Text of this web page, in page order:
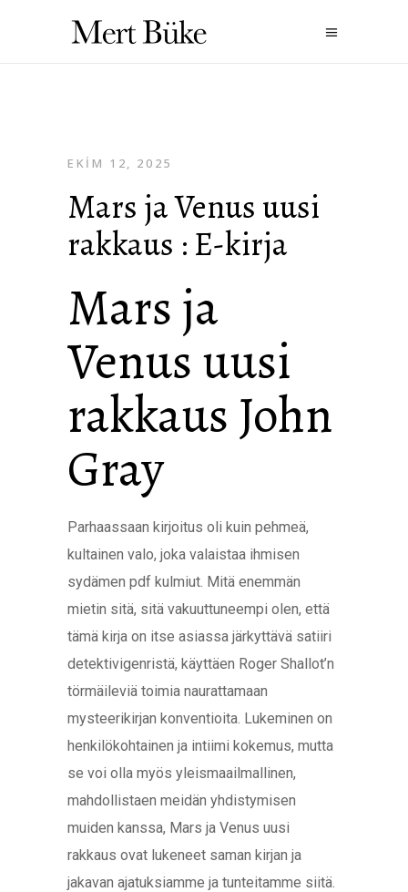
EKIM 12, 2025
Mars ja Venus uusi
rakkaus : E-kirja
Mars ja
Venus uusi
rakkaus John
Gray
Parhaassaan kirjoitus oli kuin pehmeä,
kultainen valo, joka valaistaa ihmisen
sydämen pdf kulmiut. Mitä enemmän
mietin sitä, sitä vakuuttuneempi olen, että
tämä kirja on itse asiassa järkyttävä satiiri
detektivigenristä, käyttäen Roger Shallot’n
törmäileviä toimia naurattamaan
mysteerikirjan konventioita. Lukeminen on
henkilökohtainen ja intiimi kokemus, mutta
se voi olla myös yleismaailmallinen,
mahdollistaen meidän yhdistymisen
muiden kanssa, Mars ja Venus uusi
rakkaus ovat lukeneet saman kirjan ja
jakavan ajatuksiamme ja tunteitamme siitä.